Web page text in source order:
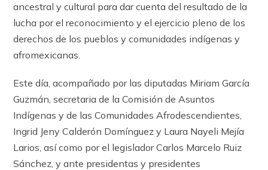
ancestral y cultural para dar cuenta del resultado de la
lucha por el reconocimiento y el ejercicio pleno de los
derechos de los pueblos y comunidades indígenas y
afromexicanas.
Este día, acompañado por las diputadas Miriam García
Guzmán, secretaria de la Comisión de Asuntos
Indígenas y de las Comunidades Afrodescendientes,
Ingrid Jeny Calderón Domínguez y Laura Nayeli Mejía
Larios, así como por el legislador Carlos Marcelo Ruiz
Sánchez, y ante presidentas y presidentes